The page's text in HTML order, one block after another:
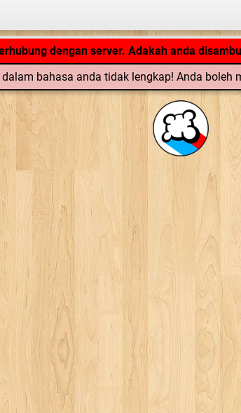
dengan server. Adakah anda
Aplikasi tengah loading... ...
bahasa anda tidak lengkap! Anda boleh